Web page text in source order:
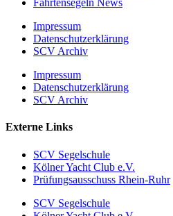
Fahrtensegeln News
Impressum
Datenschutzerklärung
SCV Archiv
Impressum
Datenschutzerklärung
SCV Archiv
Externe Links
SCV Segelschule
Kölner Yacht Club e.V.
Prüfungsausschuss Rhein-Ruhr
SCV Segelschule